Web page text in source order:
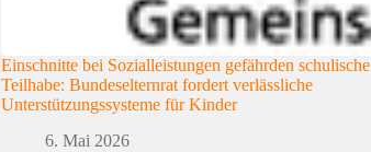
Einschnitte bei Sozialleistungen gefährden schulische
Teilhabe: Bundeselternrat fordert verlässliche
Unterstützungssysteme für Kinder
6. Mai 2026